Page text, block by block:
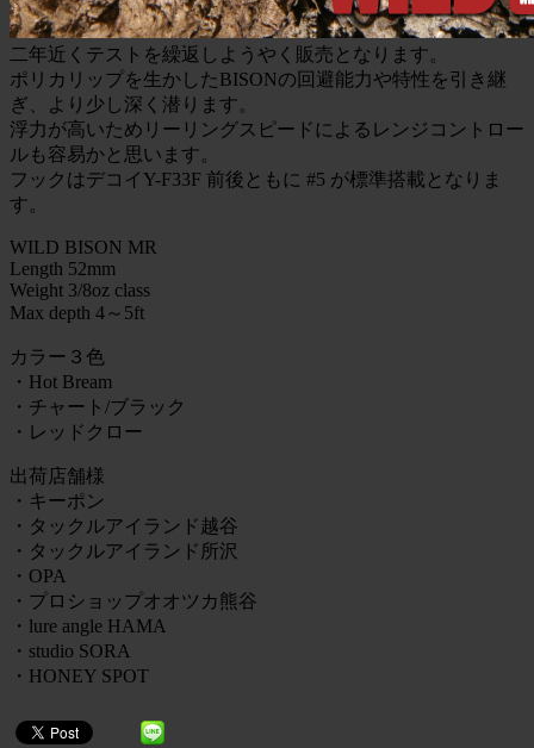
二年近くテストを繰返しようやく販売となります。
ポリカリップを生かしたBISONの回避能力や特性を引き継
ぎ、より少し深く潜ります。
浮力が高いためリーリングスピードによるレンジコントロー
ルも容易かと思います。
フックはデコイY-F33F 前後ともに #5 が標準搭載となりま
す。
WILD BISON MR
Length 52mm
Weight 3/8oz class
Max depth 4～5ft
カラー３色
・Hot Bream
・チャート/ブラック
・レッドクロー
出荷店舗様
・キーポン
・タックルアイランド越谷
・タックルアイランド所沢
・OPA
・プロショップオオツカ熊谷
・lure angle HAMA
・studio SORA
・HONEY SPOT